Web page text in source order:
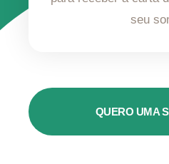
seu
QUERO UMA